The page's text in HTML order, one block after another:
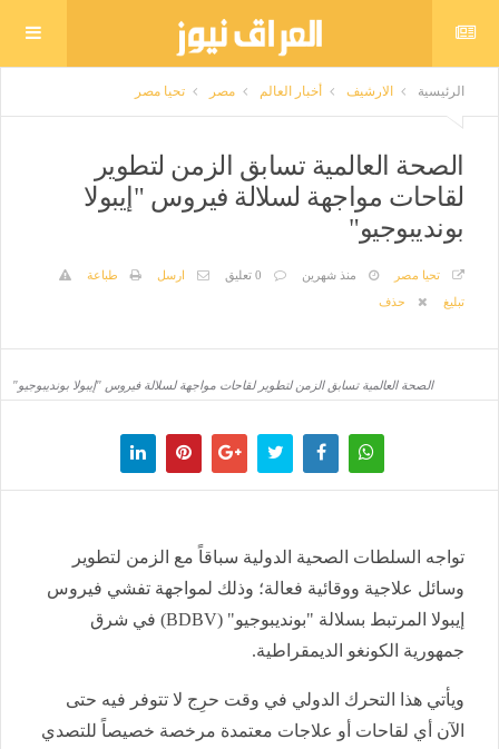
الرئيسية الارشيف أخبار العالم مصر تحيا مصر
الصحة العالمية تسابق الزمن لتطوير
لقاحات مواجهة لسلالة فيروس "إيبولا
بونديبوجيو"
تحيا مصر منذ شهرين 0 تعليق ارسل
طباعة
تبليغ
حذف
الصحة العالمية تسابق الزمن لتطوير لقاحات مواجهة لسلالة فيروس "إيبولا بونديبوجيو"
​تواجه السلطات الصحية الدولية سباقاً مع الزمن لتطوير
وسائل علاجية ووقائية فعالة؛ وذلك لمواجهة تفشي فيروس
إيبولا المرتبط بسلالة "بونديبوجيو" (BDBV) في شرق
جمهورية الكونغو الديمقراطية.
ويأتي هذا التحرك الدولي في وقت حرِج لا تتوفر فيه حتى
الآن أي لقاحات أو علاجات معتمدة مرخصة خصيصاً للتصدي